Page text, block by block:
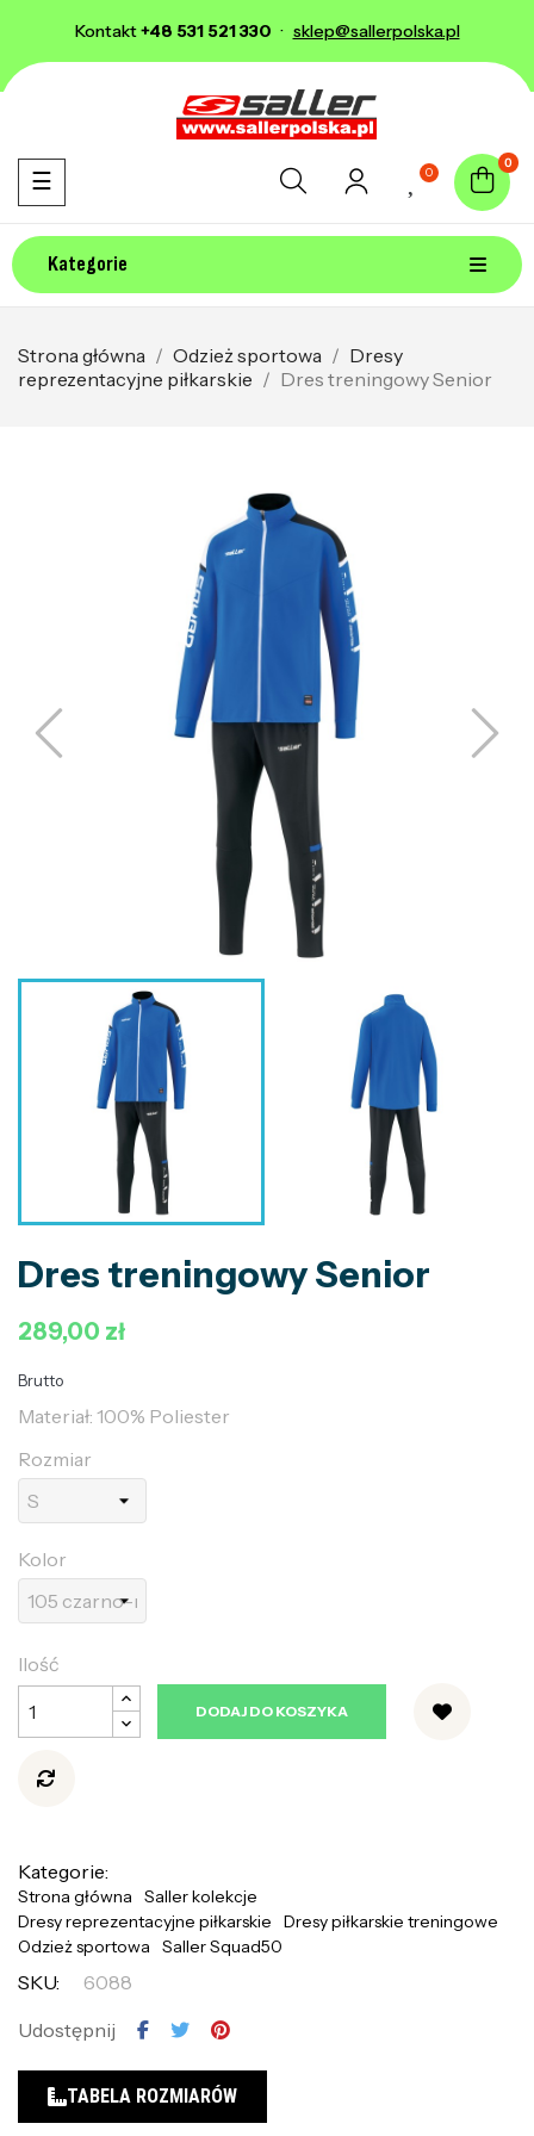
Kontakt+48 531 521 330 · sklep@sallerpolska.pl
0
0
Kategorie
Toggle navigation
☰
Strona główna Odzież sportowa
Dresy
reprezentacyjne piłkarskie
Dres treningowy Senior
Dres treningowy Senior
289,00 zł
Brutto
Materiał: 100% Poliester
Rozmiar
Kolor
Ilość
DODAJ DO KOSZYKA
Kategorie:
Strona główna
Saller kolekcje
Dresy reprezentacyjne piłkarskie
Dresy piłkarskie treningowe
Odzież sportowa
Saller Squad50
SKU:
6088
Udostępnij
TABELA ROZMIARÓW